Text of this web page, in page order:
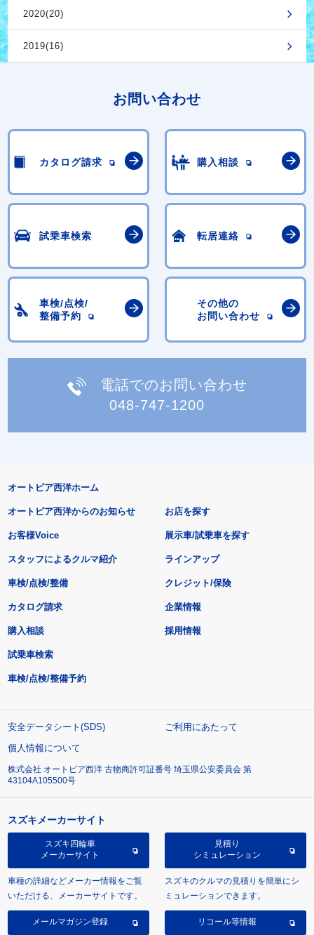
2020(20)
2019(16)
お問い合わせ
カタログ請求 購入相談
試乗車検索 転居連絡
車検/点検/
整備予約
その他の
お問い合わせ
電話でのお問い合わせ
048-747-1200
オートピア西洋ホーム
オートピア西洋からのお知らせ
お客様Voice
スタッフによるクルマ紹介
お店を探す
展示車/試乗車を探す
ラインアップ
車検/点検/整備 クレジット/保険
カタログ請求
購入相談
試乗車検索
車検/点検/整備予約
企業情報
採用情報
安全データシート(SDS)
ご利用にあたって
個人情報について
株式会社 オートピア西洋 古物商許可証番号 埼玉県公安委員会 第
43104A105500号
スズキメーカーサイト
スズキ四輪車
メーカーサイト
車種の詳細などメーカー情報をご覧
いただける、メーカーサイトです。
見積り
シミュレーション
スズキのクルマの見積りを簡単にシ
ミュレーションできます。
メールマガジン登録 リコール等情報